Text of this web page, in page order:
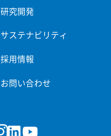
研究開発
サステナビリティ
採用情報
お問い合わせ